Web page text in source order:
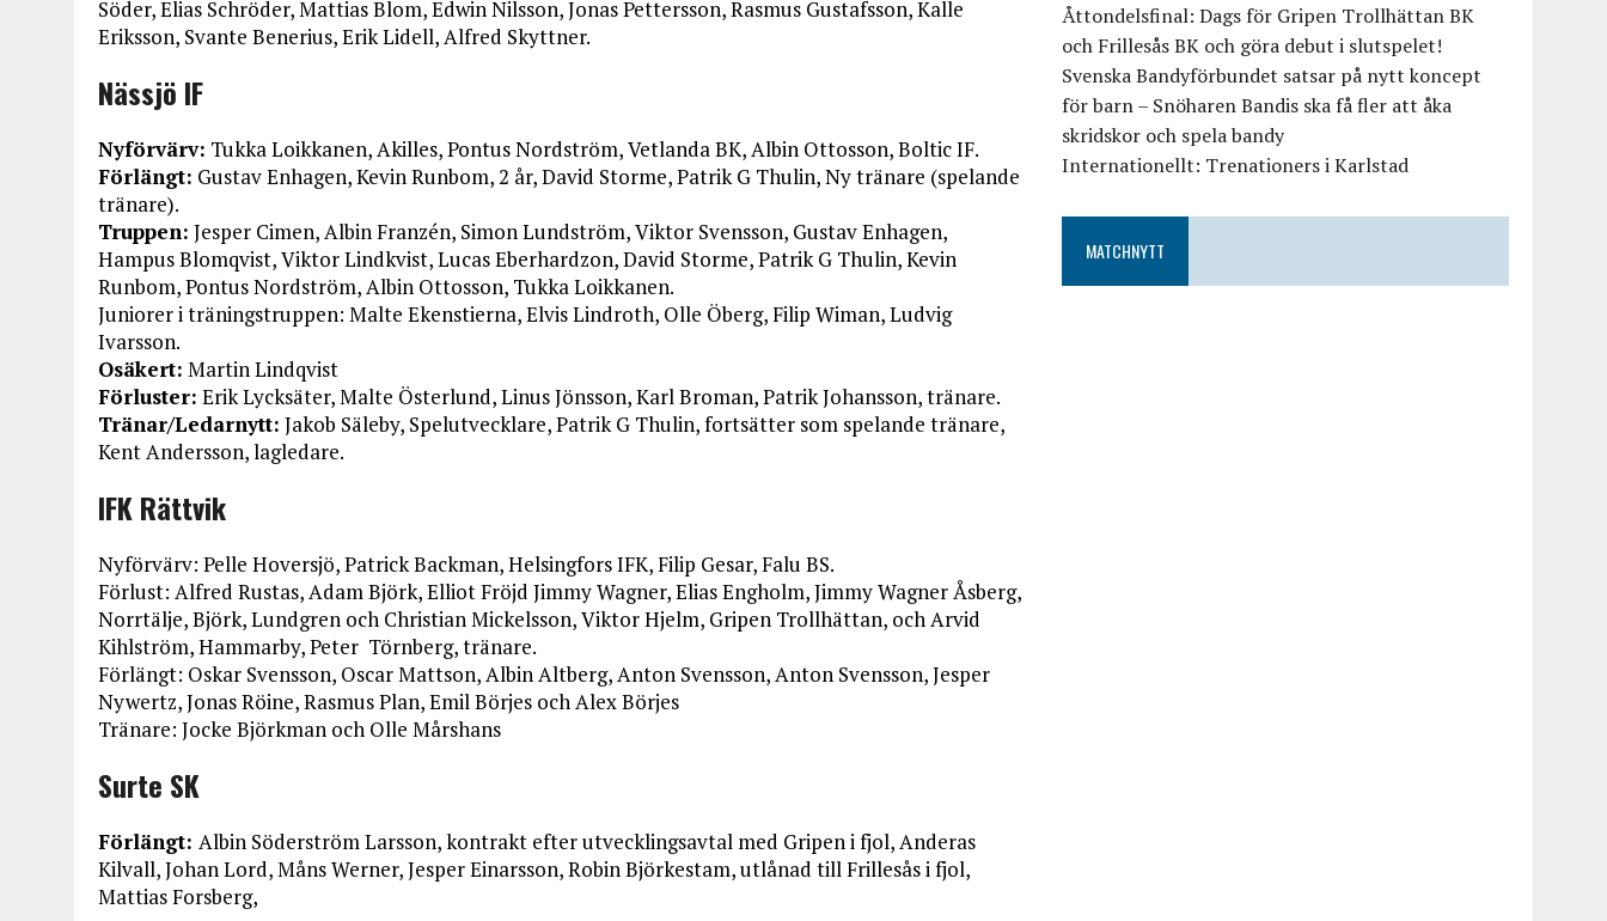
Söder, Elias Schröder, Mattias Blom, Edwin Nilsson, Jonas Pettersson, Rasmus Gustafsson, Kalle
Eriksson, Svante Benerius, Erik Lidell, Alfred Skyttner.
Nässjö IF
Nyförvärv: Tukka Loikkanen, Akilles, Pontus Nordström, Vetlanda BK, Albin Ottosson, Boltic IF.
Förlängt: Gustav Enhagen, Kevin Runbom, 2 år, David Storme, Patrik G Thulin, Ny tränare (spelande
tränare).
Truppen: Jesper Cimen, Albin Franzén, Simon Lundström, Viktor Svensson, Gustav Enhagen,
Hampus Blomqvist, Viktor Lindkvist, Lucas Eberhardzon, David Storme, Patrik G Thulin, Kevin
Runbom, Pontus Nordström, Albin Ottosson, Tukka Loikkanen.
Juniorer i träningstruppen: Malte Ekenstierna, Elvis Lindroth, Olle Öberg, Filip Wiman, Ludvig
Ivarsson.
Osäkert: Martin Lindqvist
Förluster: Erik Lycksäter, Malte Österlund, Linus Jönsson, Karl Broman, Patrik Johansson, tränare.
Tränar/Ledarnytt: Jakob Säleby, Spelutvecklare, Patrik G Thulin, fortsätter som spelande tränare,
Kent Andersson, lagledare.
IFK Rättvik
Nyförvärv: Pelle Hoversjö, Patrick Backman, Helsingfors IFK, Filip Gesar, Falu BS.
Förlust: Alfred Rustas, Adam Björk, Elliot Fröjd Jimmy Wagner, Elias Engholm, Jimmy Wagner Åsberg,
Norrtälje, Björk, Lundgren och Christian Mickelsson, Viktor Hjelm, Gripen Trollhättan, och Arvid
Kihlström, Hammarby, Peter Törnberg, tränare.
Förlängt: Oskar Svensson, Oscar Mattson, Albin Altberg, Anton Svensson, Anton Svensson, Jesper
Nywertz, Jonas Röine, Rasmus Plan, Emil Börjes och Alex Börjes
Tränare: Jocke Björkman och Olle Mårshans
Surte SK
Förlängt: Albin Söderström Larsson, kontrakt efter utvecklingsavtal med Gripen i fjol, Anderas
Kilvall, Johan Lord, Måns Werner, Jesper Einarsson, Robin Björkestam, utlånad till Frillesås i fjol,
Mattias Forsberg,
Åttondelsfinal: Dags för Gripen Trollhättan BK
och Frillesås BK och göra debut i slutspelet!
Svenska Bandyförbundet satsar på nytt koncept
för barn – Snöharen Bandis ska få fler att åka
skridskor och spela bandy
Internationellt: Trenationers i Karlstad
MATCHNYTT